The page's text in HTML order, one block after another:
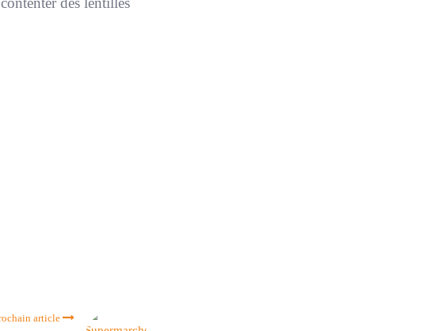
article